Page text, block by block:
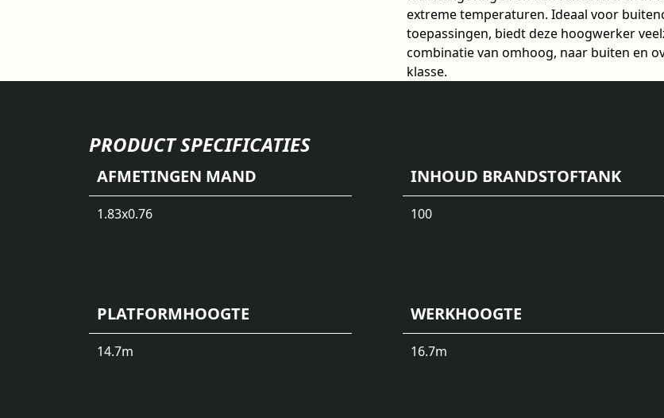
extreme temperaturen. Ideaal voor
toepassingen, biedt deze hoogwerker
combinatie van omhoog, naar buiten en
klasse.
PRODUCT SPECIFICATIES
AFMETINGEN MAND
1.83x0.76
INHOUD BRANDSTOFTANK
100
PLATFORMHOOGTE
14.7m
WERKHOOGTE
16.7m